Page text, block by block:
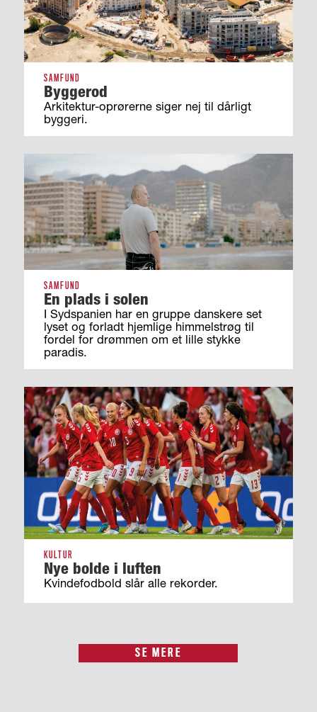
SAMFUND
Byggerod
Arkitektur-oprørerne siger nej til dårligt
byggeri.
SAMFUND
En plads i solen
I Sydspanien har en gruppe danskere set
lyset og forladt hjemlige himmelstrøg til
fordel for drømmen om et lille stykke
paradis.
KULTUR
Nye bolde i luften
Kvindefodbold slår alle rekorder.
SE MERE